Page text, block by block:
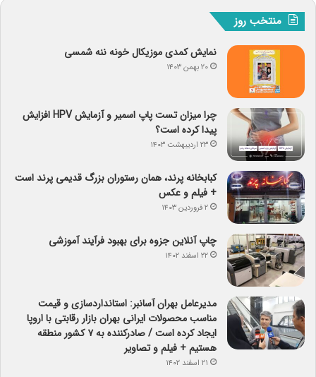
منتخب روز
نمایش کمدی موزیکال خونه ننه شمسی
۲۰ بهمن ۱۴۰۳
چرا میزان تست پاپ اسمیر و آزمایش HPV افزایش
پیدا کرده است؟
۲۳ اردیبهشت ۱۴۰۳
کبابخانه پرند، همان رستوران بزرگ قدیمی پرند است
+ فیلم و عکس
۲ فروردین ۱۴۰۳
چاپ آنلاین جزوه برای بهبود فرآیند آموزشی
۲۲ اسفند ۱۴۰۲
مدیرعامل بهران آسانبر: استانداردسازی و قیمت
مناسب محصولات ایرانی بهران بازار رقابتی با اروپا
ایجاد کرده است / صادرکننده به ۷ کشور منطقه
هستیم + فیلم و تصاویر
۲۱ اسفند ۱۴۰۲